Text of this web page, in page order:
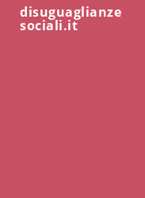
disuguaglianze
sociali.it